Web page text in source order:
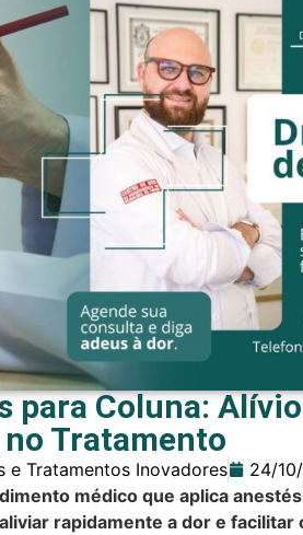
para Coluna:
no Tratamento
e Tratamentos Inovadores
24/
médico que aplica
rapidamente a dor e